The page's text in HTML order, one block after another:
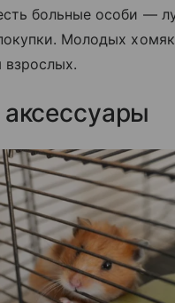
больные особи —
Молодых
взрослых.